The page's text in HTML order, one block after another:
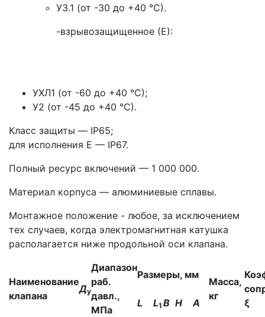
У3.1 (от -30 до +40 °С).
-взрывозащищенное (Е):
УХЛ1 (от -60 до +40 °С);
У2 (от -45 до +40 °С).
Класс защиты — IP65;
для исполнения Е — IP67.
Полный ресурс включений — 1 000 000.
Материал корпуса — алюминиевые сплавы.
Монтажное положение - любое, за исключением
тех случаев, когда электромагнитная катушка
располагается ниже продольной оси клапана.
Наименование
клапана
Ду
Диапазон
раб.
давл.,
МПа
Размеры, мм
Масса,
кг
ξ
L L1 В Н
А